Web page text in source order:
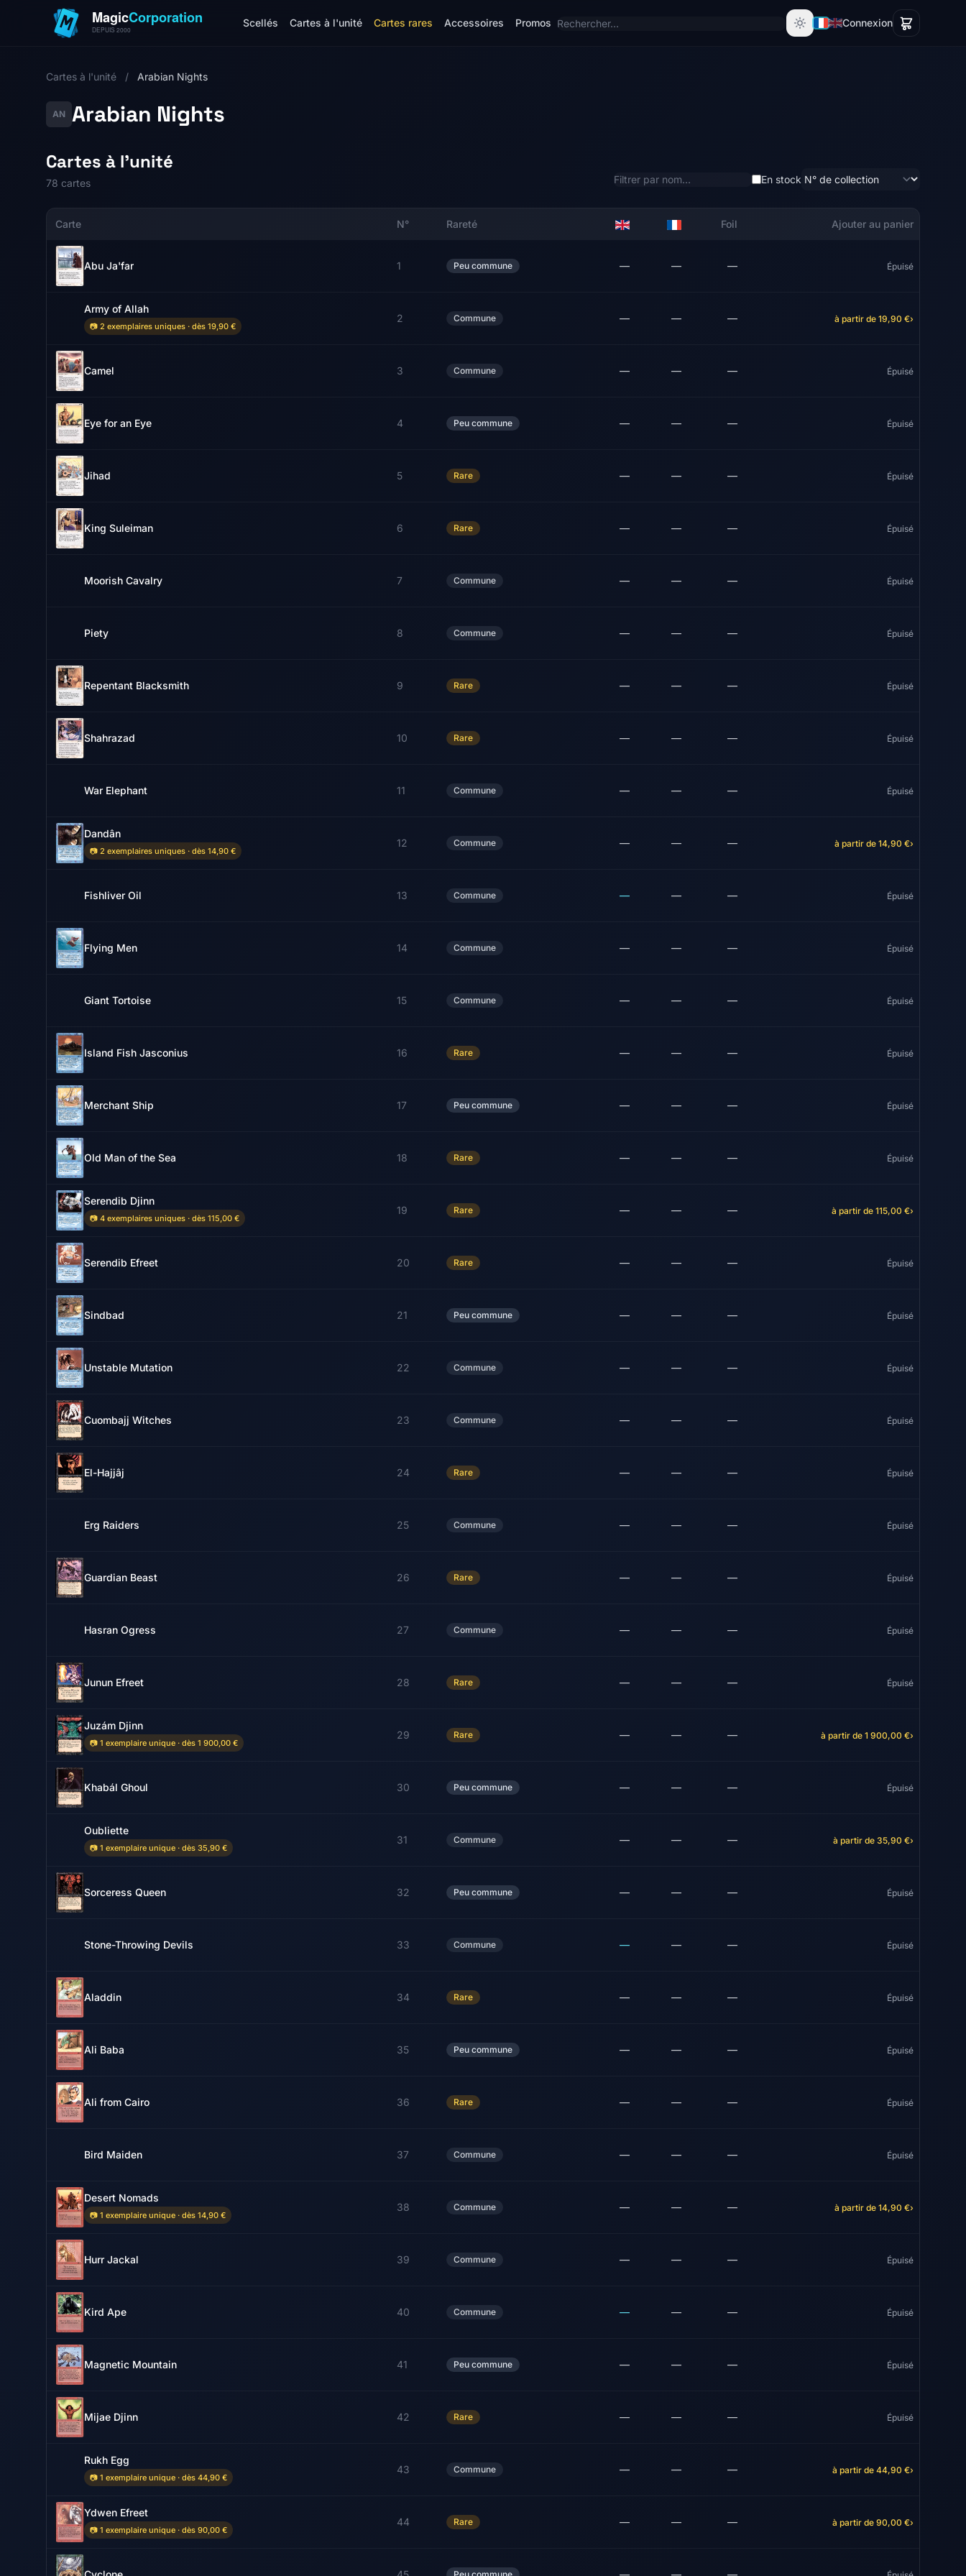
Scellés Cartes à l'unité Cartes rares Accessoires Promos Connexion
Cartes à l'unité / Arabian Nights
AN Arabian Nights
Cartes à l'unité
78 cartes En stock
Carte N° Rareté Foil Ajouter au panier
Abu Ja'far 1 Peu commune — — — Épuisé
Army of Allah
📷 2 exemplaires uniques · dès 19,90 €
2 Commune — — — à partir de 19,90 €›
Camel 3 Commune — — — Épuisé
Eye for an Eye 4 Peu commune — — — Épuisé
Jihad 5 Rare — — — Épuisé
King Suleiman 6 Rare — — — Épuisé
Moorish Cavalry 7 Commune — — — Épuisé
Piety 8 Commune — — — Épuisé
Repentant Blacksmith 9 Rare — — — Épuisé
Shahrazad 10 Rare — — — Épuisé
War Elephant 11 Commune — — — Épuisé
Dandân
📷 2 exemplaires uniques · dès 14,90 €
12 Commune — — — à partir de 14,90 €›
Fishliver Oil 13 Commune — — — Épuisé
Flying Men 14 Commune — — — Épuisé
Giant Tortoise 15 Commune — — — Épuisé
Island Fish Jasconius 16 Rare — — — Épuisé
Merchant Ship 17 Peu commune — — — Épuisé
Old Man of the Sea 18 Rare — — — Épuisé
Serendib Djinn
📷 4 exemplaires uniques · dès 115,00 €
19 Rare — — — à partir de 115,00 €›
Serendib Efreet 20 Rare — — — Épuisé
Sindbad 21 Peu commune — — — Épuisé
Unstable Mutation 22 Commune — — — Épuisé
Cuombajj Witches 23 Commune — — — Épuisé
El-Hajjâj 24 Rare — — — Épuisé
Erg Raiders 25 Commune — — — Épuisé
Guardian Beast 26 Rare — — — Épuisé
Hasran Ogress 27 Commune — — — Épuisé
Junun Efreet 28 Rare — — — Épuisé
Juzám Djinn
📷 1 exemplaire unique · dès 1 900,00 €
29 Rare — — — à partir de 1 900,00 €›
Khabál Ghoul 30 Peu commune — — — Épuisé
Oubliette
📷 1 exemplaire unique · dès 35,90 €
31 Commune — — — à partir de 35,90 €›
Sorceress Queen 32 Peu commune — — — Épuisé
Stone-Throwing Devils 33 Commune — — — Épuisé
Aladdin 34 Rare — — — Épuisé
Ali Baba 35 Peu commune — — — Épuisé
Ali from Cairo 36 Rare — — — Épuisé
Bird Maiden 37 Commune — — — Épuisé
Desert Nomads
📷 1 exemplaire unique · dès 14,90 €
38 Commune — — — à partir de 14,90 €›
Hurr Jackal 39 Commune — — — Épuisé
Kird Ape 40 Commune — — — Épuisé
Magnetic Mountain 41 Peu commune — — — Épuisé
Mijae Djinn 42 Rare — — — Épuisé
Rukh Egg
📷 1 exemplaire unique · dès 44,90 €
43 Commune — — — à partir de 44,90 €›
Ydwen Efreet
📷 1 exemplaire unique · dès 90,00 €
44 Rare — — — à partir de 90,00 €›